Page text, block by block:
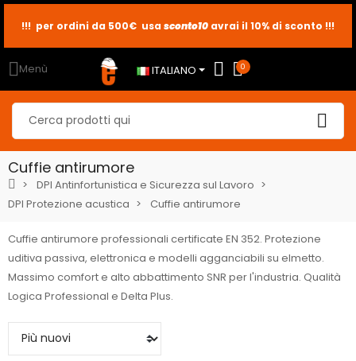
sconto2
sconto5
!!! per ordini da 500€ usa sconto10 avrai il 10% di sconto !!!
Menù ITALIANO 0
Cuffie antirumore
DPI Antinfortunistica e Sicurezza sul Lavoro
DPI Protezione acustica
Cuffie antirumore
Cuffie antirumore professionali certificate EN 352. Protezione
uditiva passiva, elettronica e modelli agganciabili su elmetto.
Massimo comfort e alto abbattimento SNR per l'industria. Qualità
Logica Professional e Delta Plus.